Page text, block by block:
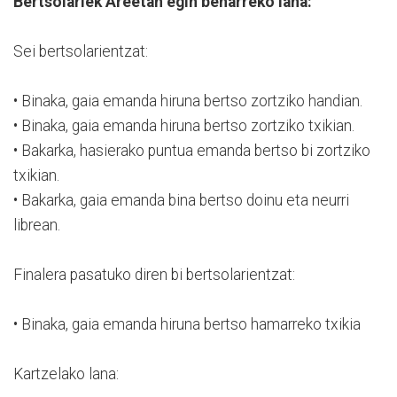
Sei bertsolarientzat:
• Binaka, gaia emanda hiruna bertso zortziko handian.
• Binaka, gaia emanda hiruna bertso zortziko txikian.
• Bakarka, hasierako puntua emanda bertso bi zortziko
txikian.
• Bakarka, gaia emanda bina bertso doinu eta neurri
librean.
Finalera pasatuko diren bi bertsolarientzat:
• Binaka, gaia emanda hiruna bertso hamarreko txikia
Kartzelako lana: